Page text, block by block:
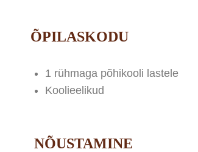
ÕPILASKODU
1 rühmaga põhikooli lastele
Koolieelikud
NÕUSTAMINE